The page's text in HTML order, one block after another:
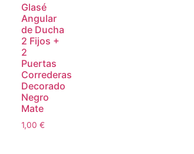
Glasé
Angular
de Ducha
2 Fijos +
2
Puertas
Correderas
Decorado
Negro
Mate
1,00 €